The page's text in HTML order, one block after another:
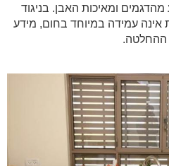
ומאיכות האבן. בניגוד
אינה עמידה במיוחד בחום, מידע
ההחלטה.